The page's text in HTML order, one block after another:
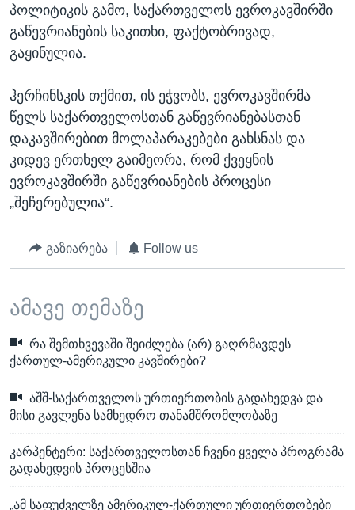
პოლიტიკის გამო, საქართველოს ევროკავშირში
გაწევრიანების საკითხი, ფაქტობრივად,
გაყინულია.
ჰერჩინსკის თქმით, ის ეჭვობს, ევროკავშირმა
წელს საქართველოსთან გაწევრიანებასთან
დაკავშირებით მოლაპარაკებები გახსნას და
კიდევ ერთხელ გაიმეორა, რომ ქვეყნის
ევროკავშირში გაწევრიანების პროცესი
„შეჩერებულია“.
გაზიარება Follow us
ამავე თემაზე
რა შემთხვევაში შეიძლება (არ) გაღრმავდეს
ქართულ-ამერიკული კავშირები?
აშშ-საქართველოს ურთიერთობის გადახედვა და
მისი გავლენა სამხედრო თანამშრომლობაზე
კარპენტერი: საქართველოსთან ჩვენი ყველა პროგრამა
გადახედვის პროცესშია
„ამ საფუძველზე ამერიკულ-ქართული ურთიერთობები